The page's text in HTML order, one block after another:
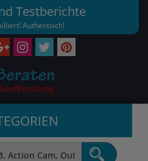
Testberichte
Authentisch!